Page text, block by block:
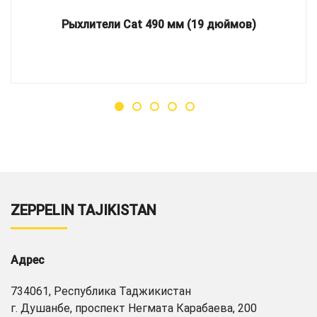
Рыхлители Cat 490 мм (19 дюймов)
ZEPPELIN TAJIKISTAN
Адрес
734061, Республика Таджикистан
г. Душанбе, проспект Негмата Карабаева, 200